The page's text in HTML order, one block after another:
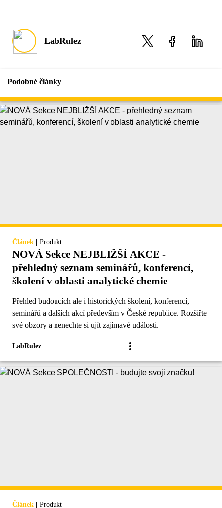
LabRulez
Podobné články
Článek | Produkt
NOVÁ Sekce NEJBLIŽŠÍ AKCE -
přehledný seznam seminářů, konferencí,
školení v oblasti analytické chemie
Přehled budoucích ale i historických školení, konferencí,
seminářů a dalších akcí především v České republice. Rozšiřte
své obzory a nenechte si ujít zajímavé události.
LabRulez
Článek | Produkt